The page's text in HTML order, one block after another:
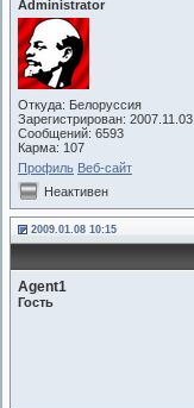
Administrator
Откуда: Белоруссия
Зарегистрирован: 2007.11.03
Сообщений: 6593
Карма: 107
Профиль Веб-сайт
Неактивен
2009.01.08 10:15
Agent1
Гость